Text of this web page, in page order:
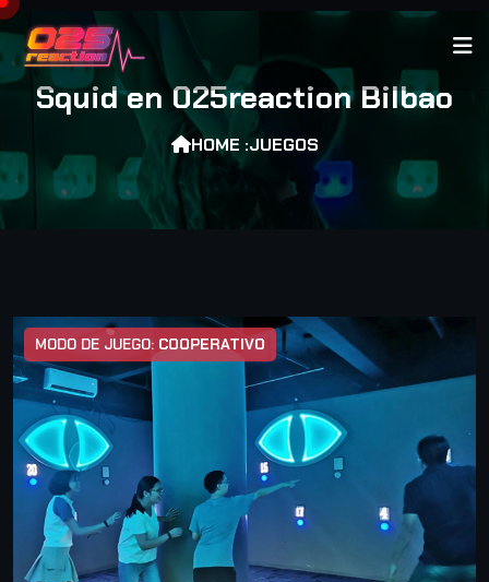
Squid en 025reaction Bilbao
HOME :JUEGOS
MODO DE JUEGO: COOPERATIVO